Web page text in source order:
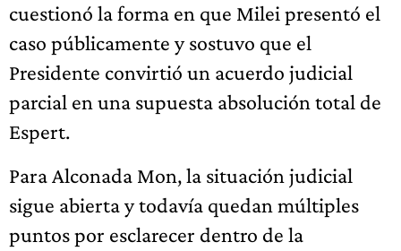
cuestionó la forma en que Milei presentó el
caso públicamente y sostuvo que el
Presidente convirtió un acuerdo judicial
parcial en una supuesta absolución total de
Espert.
Para Alconada Mon, la situación judicial
sigue abierta y todavía quedan múltiples
puntos por esclarecer dentro de la